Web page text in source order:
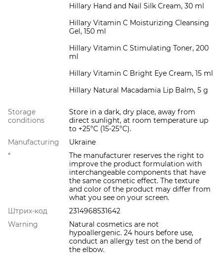
Hillary Hand and Nail Silk Cream, 30 ml
Hillary Vitamin C Moisturizing Cleansing
Gel, 150 ml
Hillary Vitamin C Stimulating Toner, 200
ml
Hillary Vitamin C Bright Eye Cream, 15 ml
Hillary Natural Macadamia Lip Balm, 5 g
Storage
conditions
Store in a dark, dry place, away from
direct sunlight, at room temperature up
to +25°C (15-25°C).
Manufacturing
Ukraine
*
The manufacturer reserves the right to
improve the product formulation with
interchangeable components that have
the same cosmetic effect. The texture
and color of the product may differ from
what you see on your screen.
Штрих-код
2314968531642
Warning
Natural cosmetics are not
hypoallergenic. 24 hours before use,
conduct an allergy test on the bend of
the elbow.